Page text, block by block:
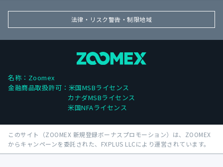
法律・リスク警告・制限地域
名称：Zoomex
金融商品取扱許可：米国MSBライセンス
カナダMSBライセンス
米国NFAライセンス
このサイト（ZOOMEX 新規登録ボーナスプロモーション）は、ZOOMEX
からキャンペーンを委託された、FXPLUS LLCにより運営されています。